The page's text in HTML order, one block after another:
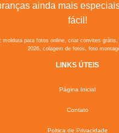
ainda mais
fácil!
moldura para fotos online, criar convites
2026, colagem de fotos, foto
LINKS ÚTEIS
Página Inicial
Contato
Poltica de Privacidade